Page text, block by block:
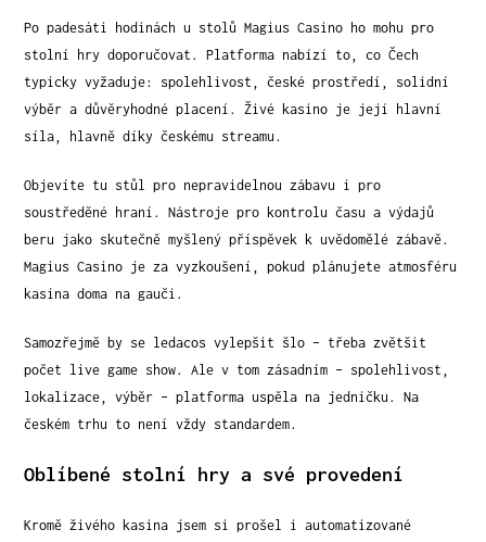
Po padesáti hodinách u stolů Magius Casino ho mohu pro
stolní hry doporučovat. Platforma nabízí to, co Čech
typicky vyžaduje: spolehlivost, české prostředí, solidní
výběr a důvěryhodné placení. Živé kasino je její hlavní
síla, hlavně díky českému streamu.
Objevíte tu stůl pro nepravidelnou zábavu i pro
soustředěné hraní. Nástroje pro kontrolu času a výdajů
beru jako skutečně myšlený příspěvek k uvědomělé zábavě.
Magius Casino je za vyzkoušení, pokud plánujete atmosféru
kasina doma na gauči.
Samozřejmě by se ledacos vylepšit šlo – třeba zvětšit
počet live game show. Ale v tom zásadním – spolehlivost,
lokalizace, výběr – platforma uspěla na jedničku. Na
českém trhu to není vždy standardem.
Oblíbené stolní hry a své provedení
Kromě živého kasina jsem si prošel i automatizované